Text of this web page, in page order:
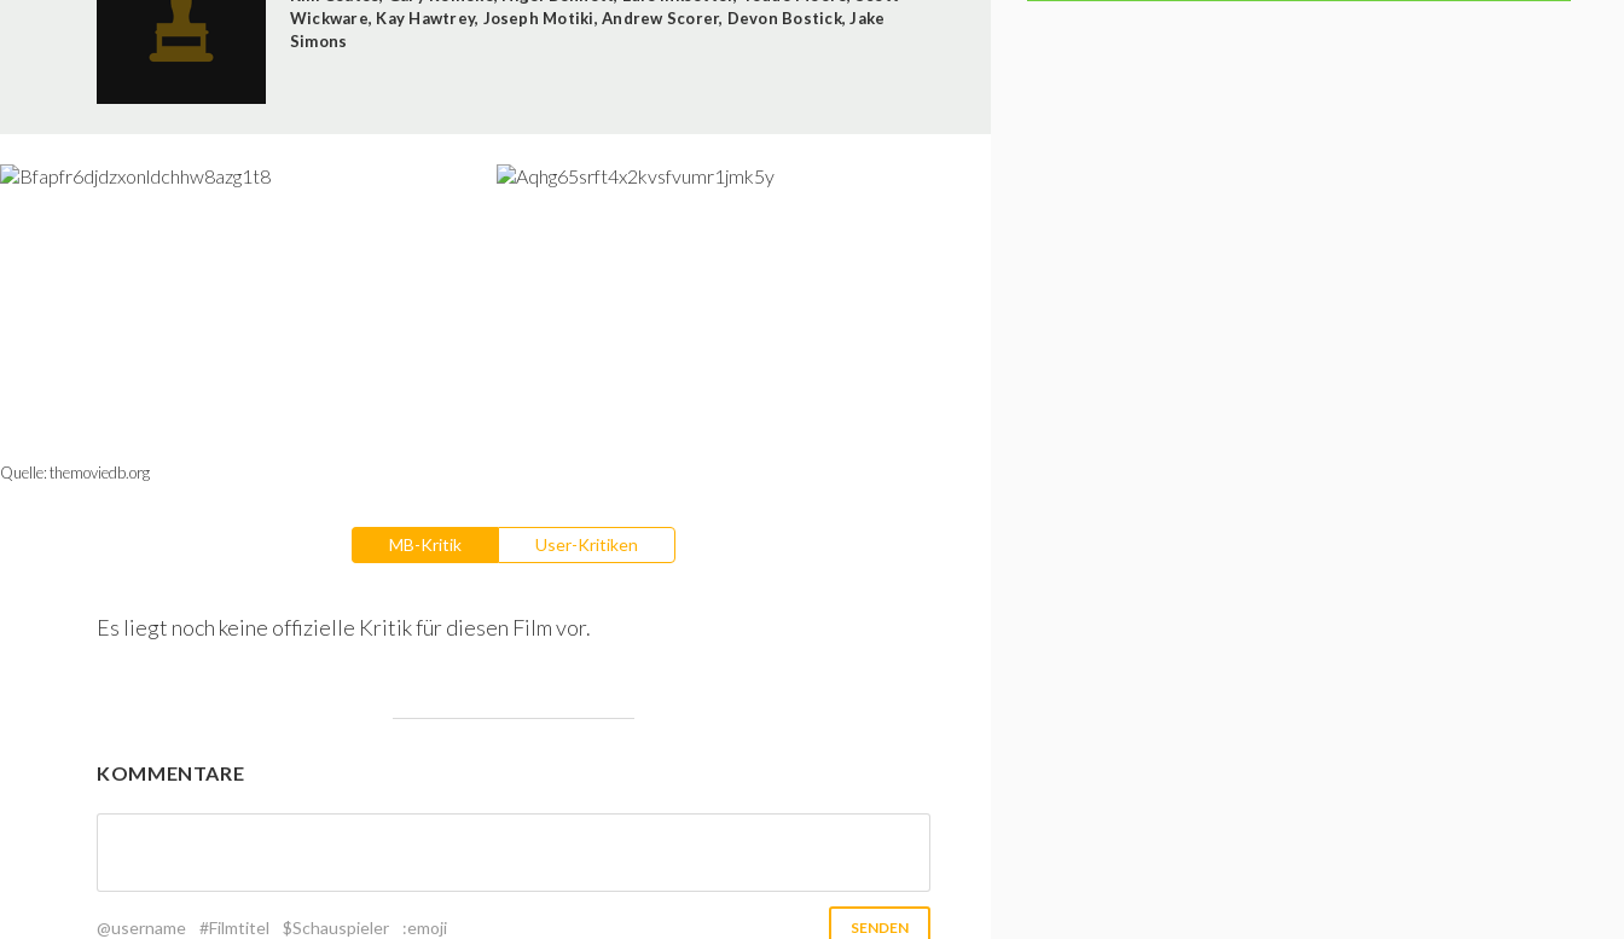
Wickware, Kay Hawtrey, Joseph Motiki,Andrew Scorer, Devon Bostick,Jake
Simons
Quelle:themoviedb.org
MB-Kritik User-Kritiken
Es liegt noch keine offizielle Kritik für diesen Film vor.
KOMMENTARE
@username #Filmtitel $Schauspieler :emoji